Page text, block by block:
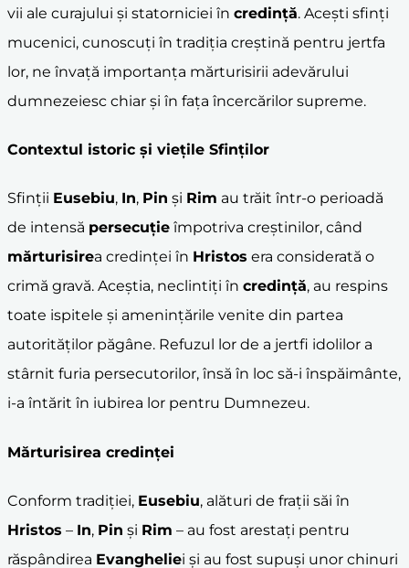
vii ale curajului și statorniciei în credință. Acești sfinți
mucenici, cunoscuți în tradiția creștină pentru jertfa
lor, ne învață importanța mărturisirii adevărului
dumnezeiesc chiar și în fața încercărilor supreme.
Contextul istoric și viețile Sfinților
Sfinții Eusebiu, In, Pin și Rim au trăit într-o perioadă
de intensă persecuție împotriva creștinilor, când
mărturisirea credinței în Hristos era considerată o
crimă gravă. Aceștia, neclintiți în credință, au respins
toate ispitele și amenințările venite din partea
autorităților păgâne. Refuzul lor de a jertfi idolilor a
stârnit furia persecutorilor, însă în loc să-i înspăimânte,
i-a întărit în iubirea lor pentru Dumnezeu.
Mărturisirea credinței
Conform tradiției, Eusebiu, alături de frații săi în
Hristos – In, Pin și Rim – au fost arestați pentru
răspândirea Evangheliei și au fost supuși unor chinuri